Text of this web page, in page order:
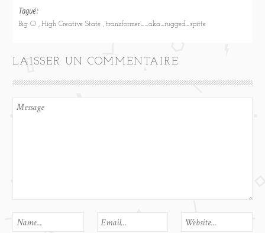
Tagué:
Big O High Creative State tranzformer__aka_rugged_spitte
LAISSER UN COMMENTAIRE